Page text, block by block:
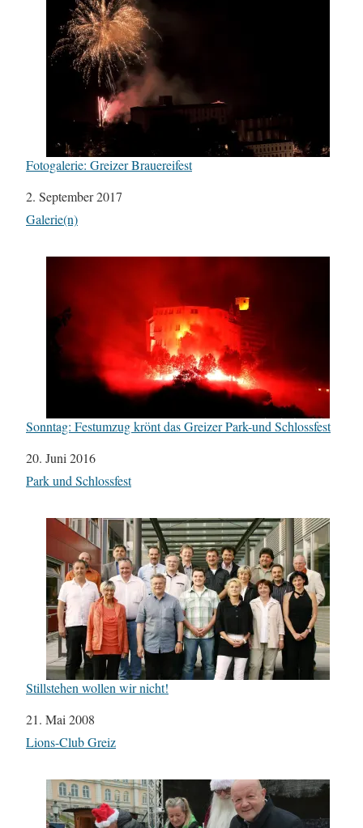
Fotogalerie: Greizer Brauereifest
Datum
2. September 2017
In Bezug auf
Galerie(n)
Sonntag: Festumzug krönt das Greizer Park-und Schlossfest
Datum
20. Juni 2016
In Bezug auf
Park und Schlossfest
Stillstehen wollen wir nicht!
Datum
21. Mai 2008
In Bezug auf
Lions-Club Greiz